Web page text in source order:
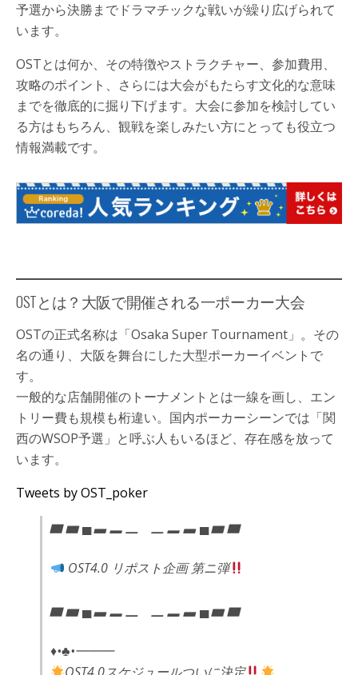
予選から決勝までドラマチックな戦いが繰り広げられて
います。
OSTとは何か、その特徴やストラクチャー、参加費用、
攻略のポイント、さらには大会がもたらす文化的な意味
までを徹底的に掘り下げます。大会に参加を検討してい
る方はもちろん、観戦を楽しみたい方にとっても役立つ
情報満載です。
OSTとは？大阪で開催される一ポーカー大会
OSTの正式名称は「Osaka Super Tournament」。その
名の通り、大阪を舞台にした大型ポーカーイベントで
す。
一般的な店舗開催のトーナメントとは一線を画し、エン
トリー費も規模も桁違い。国内ポーカーシーンでは「関
西のWSOP予選」と呼ぶ人もいるほど、存在感を放って
います。
Tweets by OST_poker
▆ ▅ ▄ ▃ ▂ ▁ ▁ ▂ ▃ ▄ ▅ ▆
OST4.0 リポスト企画 第ニ弾
▆ ▅ ▄ ▃ ▂ ▁ ▁ ▂ ▃ ▄ ▅ ▆
♦︎•♣︎•━━━